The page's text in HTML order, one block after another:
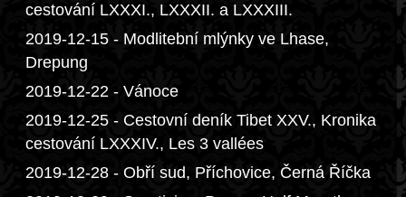
cestování LXXXI., LXXXII. a LXXXIII.
2019-12-15 - Modlitební mlýnky ve Lhase,
Drepung
2019-12-22 - Vánoce
2019-12-25 - Cestovní deník Tibet XXV., Kronika
cestování LXXXIV., Les 3 vallées
2019-12-28 - Obří sud, Příchovice, Černá Říčka